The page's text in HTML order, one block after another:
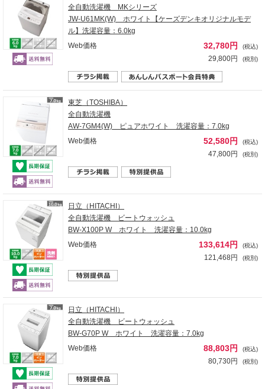
全自動洗濯機 MKシリーズ
JW-U61MK(W) ホワイト【ケーズデンキオリジナルモデ
ル】洗濯容量：6.0kg
Web価格
32,780円 (税込)
29,800円 (税別)
東芝（TOSHIBA）
全自動洗濯機
AW-7GM4(W) ピュアホワイト 洗濯容量：7.0kg
Web価格
52,580円 (税込)
47,800円 (税別)
日立（HITACHI）
全自動洗濯機 ビートウォッシュ
BW-X100P W ホワイト 洗濯容量：10.0kg
Web価格
133,614円 (税込)
121,468円 (税別)
日立（HITACHI）
全自動洗濯機 ビートウォッシュ
BW-G70P W ホワイト 洗濯容量：7.0kg
Web価格
88,803円 (税込)
80,730円 (税別)